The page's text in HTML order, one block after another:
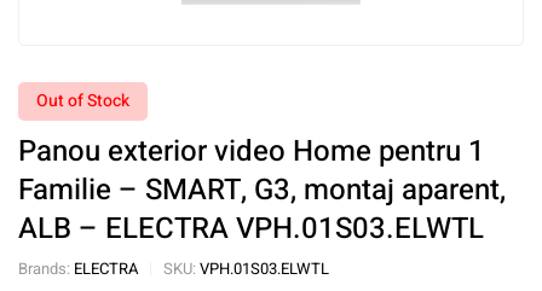
Out of Stock
Panou exterior video Home pentru 1
Familie – SMART, G3, montaj aparent,
ALB – ELECTRA VPH.01S03.ELWTL
Brands: ELECTRA SKU: VPH.01S03.ELWTL